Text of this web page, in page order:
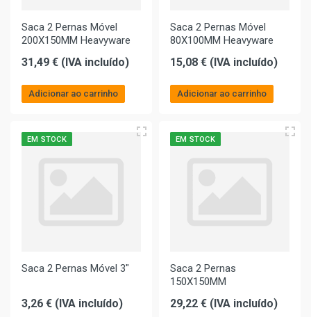
Saca 2 Pernas Móvel
200X150MM Heavyware
31,49 € (IVA incluído)
Adicionar ao carrinho
Saca 2 Pernas Móvel
80X100MM Heavyware
15,08 € (IVA incluído)
Adicionar ao carrinho
EM STOCK
Saca 2 Pernas Móvel 3"
3,26 € (IVA incluído)
EM STOCK
Saca 2 Pernas
150X150MM
29,22 € (IVA incluído)